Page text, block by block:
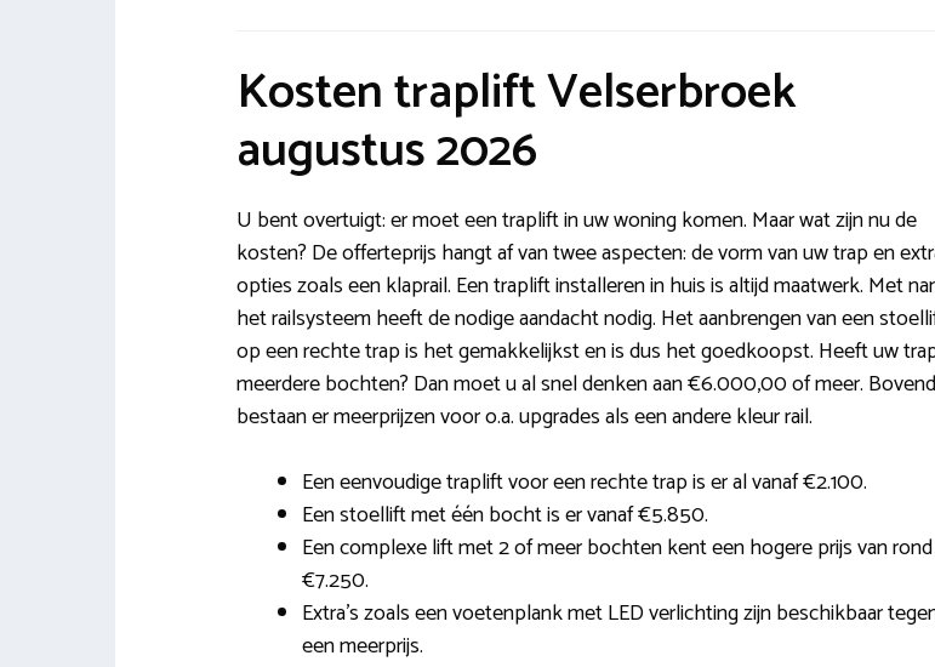
Kosten traplift Velserbroek
augustus 2026
U bent overtuigt: er moet een traplift in uw woning komen. Maar wat zijn nu de
kosten? De offerteprijs hangt af van twee aspecten: de vorm van uw trap en
opties zoals een klaprail. Een traplift installeren in huis is altijd maatwerk. Met
het railsysteem heeft de nodige aandacht nodig. Het aanbrengen van een
op een rechte trap is het gemakkelijkst en is dus het goedkoopst. Heeft uw
meerdere bochten? Dan moet u al snel denken aan €6.000,00 of meer.
bestaan er meerprijzen voor o.a. upgrades als een andere kleur rail.
Een eenvoudige traplift voor een rechte trap is er al vanaf €2.100.
Een stoellift met één bocht is er vanaf €5.850.
Een complexe lift met 2 of meer bochten kent een hogere prijs van
€7.250.
Extra’s zoals een voetenplank met LED verlichting zijn beschikbaar
een meerprijs.